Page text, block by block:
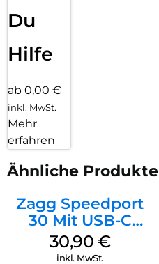
Du
Hilfe
ab 0,00 €
inkl. MwSt.
Mehr
erfahren
Ähnliche Produkte
Zagg Speedport
30 Mit USB-C
Kabel Weiß
30,90 €
inkl. MwSt.